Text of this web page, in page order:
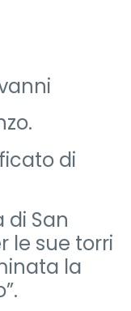
di
di San
le sue torri
la